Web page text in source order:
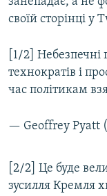
своїй сторінці у
[1/2] Небезпечні
технократів і
час політикам
— Geoffrey Pyatt
[2/2] Це буде
зусилля Кремля